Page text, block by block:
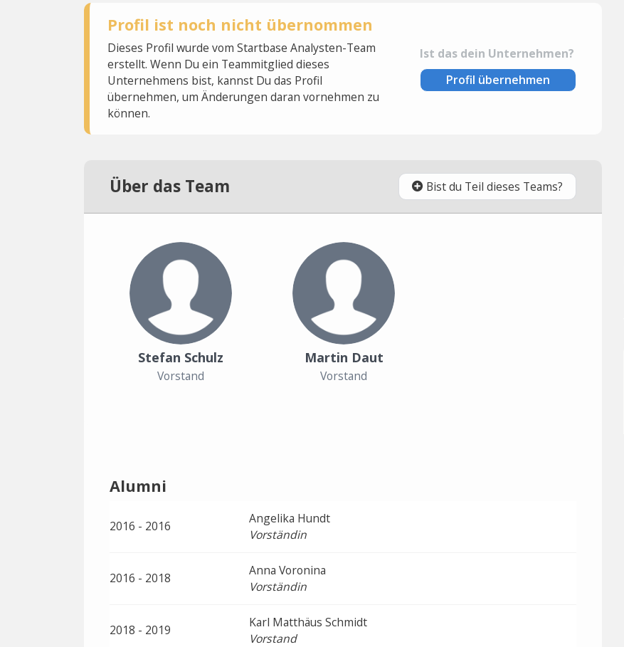
Profil ist noch nicht übernommen
Dieses Profil wurde vom Startbase Analysten-Team
erstellt. Wenn Du ein Teammitglied dieses
Unternehmens bist, kannst Du das Profil
übernehmen, um Änderungen daran vornehmen zu
können.
Ist das dein Unternehmen?
Profil übernehmen
Über das Team Bist du Teil dieses Teams?
Stefan Schulz
Vorstand
Martin Daut
Vorstand
Alumni
2016 - 2016
Angelika Hundt
Vorständin
2016 - 2018
Anna Voronina
Vorständin
2018 - 2019
Karl Matthäus Schmidt
Vorstand